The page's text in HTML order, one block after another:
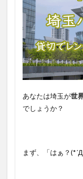
あなたは埼玉が世
でしょうか？
まず、「はぁ？